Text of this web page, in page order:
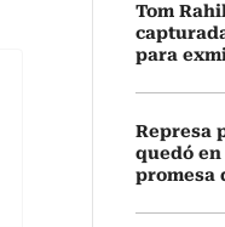
Tom
para
Represa
quedó en
promesa